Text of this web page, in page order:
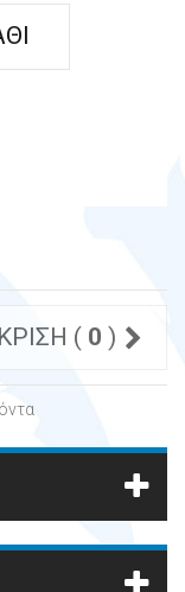
ΣΎΓΚΡΙΣΗ ( 0 )